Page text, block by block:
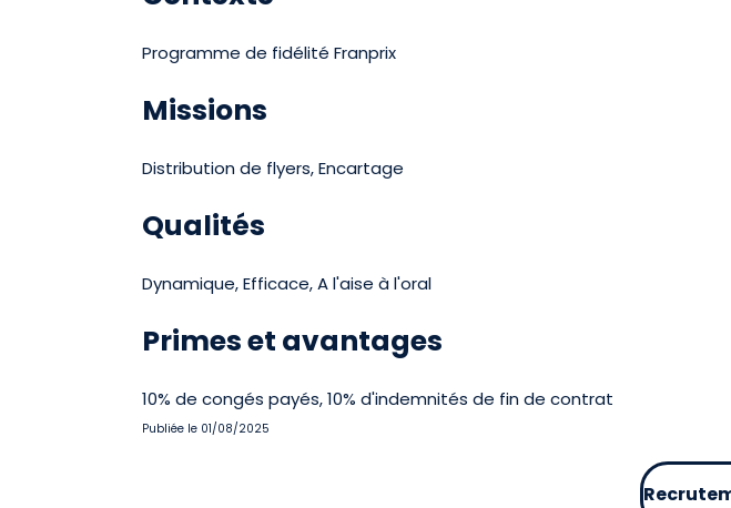
Programme de fidélité Franprix
Missions
Distribution de flyers, Encartage
Qualités
Dynamique, Efficace, A l'aise à l'oral
Primes et avantages
10% de congés payés, 10% d'indemnités de fin de contrat
Publiée le 01/08/2025